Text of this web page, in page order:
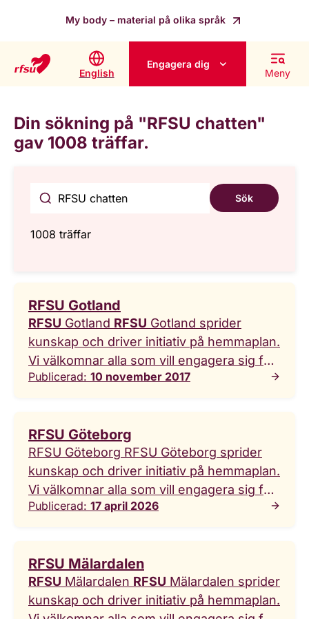
My body – material på olika språk
English
Engagera dig
Meny
Din sökning på "RFSU chatten"
gav 1008 träffar.
Sök
1008 träffar
RFSU Gotland
RFSU Gotland RFSU Gotland sprider
kunskap och driver initiativ på hemmaplan.
Vi välkomnar alla som vill engagera sig för
rätten att bestämma över sin egen kropp
och sexualfrågor ... sexualfrågor och
utgår från övertygelsen om samlevnadens
och sexualitetens centrala roll för individ
och samhälle. Engagera dig!RFSUGotland
vill vara med och bidra till att skapa platser,
Publicerad: 10 november 2017
RFSU Göteborg
RFSU Göteborg RFSU Göteborg sprider
kunskap och driver initiativ på hemmaplan.
Vi välkomnar alla som vill engagera sig för
rätten att bestämma över sin egen kropp
Göteborg sprider kunskap och driver
initiativ på hemmaplan. Vi välkomnar alla
som vill engagera sig för rätten att
Publicerad: 17 april 2026
RFSU Mälardalen
RFSU Mälardalen RFSU Mälardalen sprider
kunskap och driver initiativ på hemmaplan.